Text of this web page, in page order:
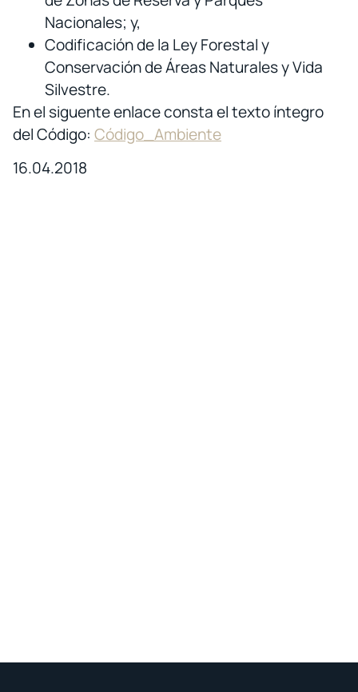
Nacionales; y,
Codificación de la Ley Forestal y
Conservación de Áreas Naturales y Vida
Silvestre.
En el siguente enlace consta el texto íntegro
del Código: Código_Ambiente
16.04.2018